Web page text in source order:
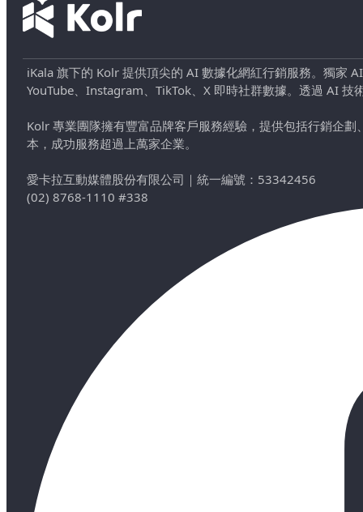
iKala 旗下的 Kolr 提供頂尖的 AI 數據化網紅行銷服務。獨家
YouTube、Instagram、TikTok、X 即時社群數據。透過 AI
Kolr 專業團隊擁有豐富品牌客戶服務經驗，提供包括行銷企
本，成功服務超過上萬家企業。
愛卡拉互動媒體股份有限公司 ｜ 統一編號：53342456
(02) 8768-1110 #338